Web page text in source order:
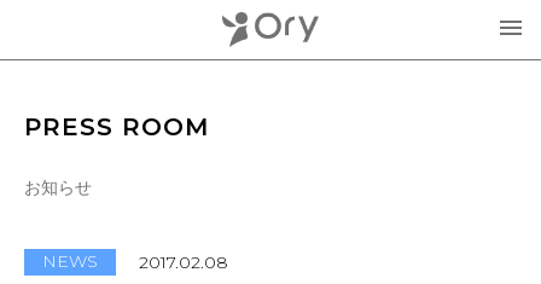
分身ロボットOriHime
意思伝達装置
PRESS ROOM
お知らせ
NEWS 2017.02.08